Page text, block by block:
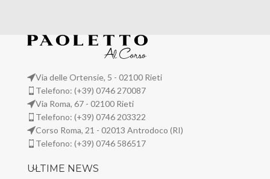
Via delle Ortensie, 5 - 02100 Rieti
Telefono: (+39) 0746 270087
Via Roma, 67 - 02100 Rieti
Telefono: (+39) 0746 203322
Corso Roma, 21 - 02013 Antrodoco (RI)
Telefono: (+39) 0746 586517
ULTIME NEWS